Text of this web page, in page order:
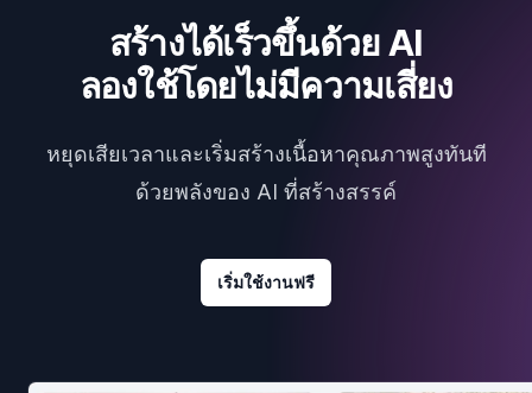
สร้างได้เร็วขึ้นด้วย AI
ลองใช้โดยไม่มีความเสี่ยง
หยุดเสียเวลาและเริ่มสร้างเนื้อหาคุณภาพสูงทันที
ด้วยพลังของ AI ที่สร้างสรรค์
เริ่มใช้งานฟรี